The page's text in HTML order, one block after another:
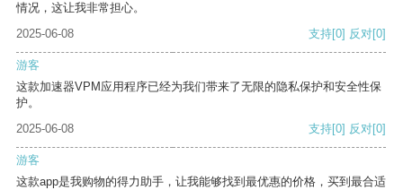
情况，这让我非常担心。
2025-06-08
支持[0] 反对[0]
游客
这款加速器VPM应用程序已经为我们带来了无限的隐私保护和安全性保
护。
2025-06-08
支持[0] 反对[0]
游客
这款app是我购物的得力助手，让我能够找到最优惠的价格，买到最合适